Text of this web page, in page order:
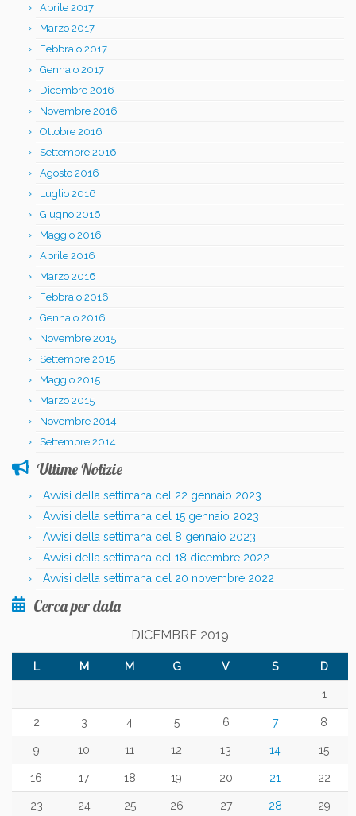
Aprile 2017
Marzo 2017
Febbraio 2017
Gennaio 2017
Dicembre 2016
Novembre 2016
Ottobre 2016
Settembre 2016
Agosto 2016
Luglio 2016
Giugno 2016
Maggio 2016
Aprile 2016
Marzo 2016
Febbraio 2016
Gennaio 2016
Novembre 2015
Settembre 2015
Maggio 2015
Marzo 2015
Novembre 2014
Settembre 2014
Ultime Notizie
Avvisi della settimana del 22 gennaio 2023
Avvisi della settimana del 15 gennaio 2023
Avvisi della settimana del 8 gennaio 2023
Avvisi della settimana del 18 dicembre 2022
Avvisi della settimana del 20 novembre 2022
Cerca per data
DICEMBRE 2019
L M M G V S D
1
2 3 4 5 6 7 8
9 10 11 12 13 14 15
16 17 18 19 20 21 22
23 24 25 26 27 28 29